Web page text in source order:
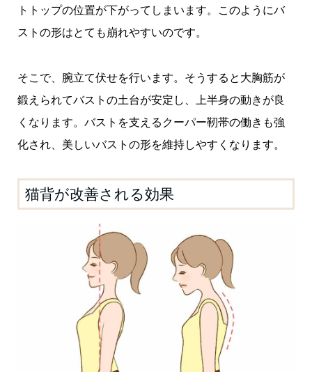
トトップの位置が下がってしまいます。このようにバ
ストの形はとても崩れやすいのです。
そこで、腕立て伏せを行います。そうすると大胸筋が
鍛えられてバストの土台が安定し、上半身の動きが良
くなります。バストを支えるクーパー靭帯の働きも強
化され、美しいバストの形を維持しやすくなります。
猫背が改善される効果